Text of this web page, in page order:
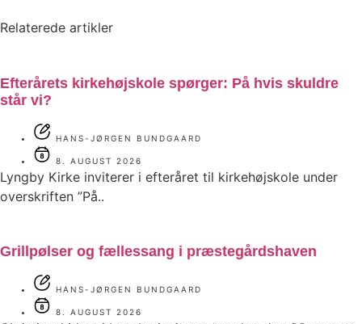
Relaterede artikler
Efterårets kirkehøjskole spørger: På hvis skuldre
står vi?
HANS-JØRGEN BUNDGAARD
8. AUGUST 2026
Lyngby Kirke inviterer i efteråret til kirkehøjskole under
overskriften ”På..
Grillpølser og fællessang i præstegårdshaven
HANS-JØRGEN BUNDGAARD
8. AUGUST 2026